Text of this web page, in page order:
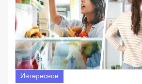
Интересное